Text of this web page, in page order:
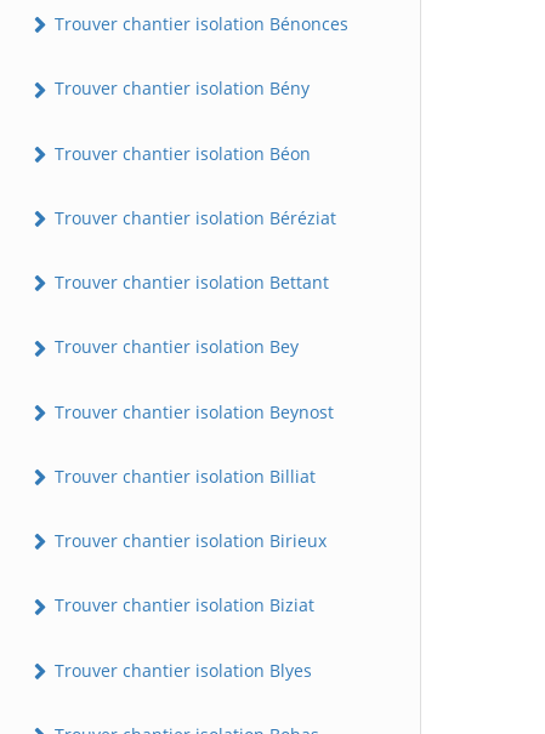
Trouver chantier isolation Bénonces
Trouver chantier isolation Bény
Trouver chantier isolation Béon
Trouver chantier isolation Béréziat
Trouver chantier isolation Bettant
Trouver chantier isolation Bey
Trouver chantier isolation Beynost
Trouver chantier isolation Billiat
Trouver chantier isolation Birieux
Trouver chantier isolation Biziat
Trouver chantier isolation Blyes